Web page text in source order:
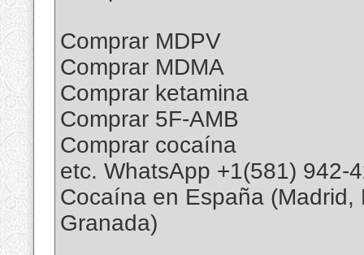
Comprar MDPV
Comprar MDMA
Comprar ketamina
Comprar 5F-AMB
Comprar cocaína
etc. WhatsApp +1(581) 942-
Cocaína en España
Granada)